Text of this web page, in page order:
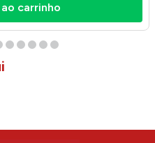
carrinho